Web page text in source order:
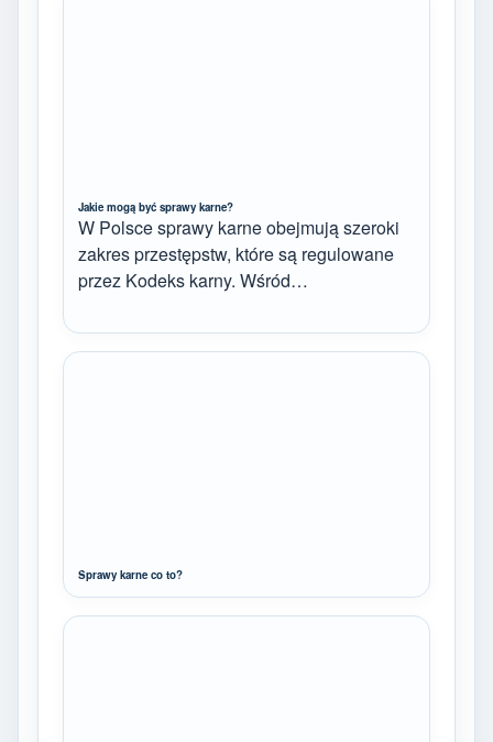
Jakie mogą być sprawy karne?
W Polsce sprawy karne obejmują szeroki
zakres przestępstw, które są regulowane
przez Kodeks karny. Wśród…
Sprawy karne co to?